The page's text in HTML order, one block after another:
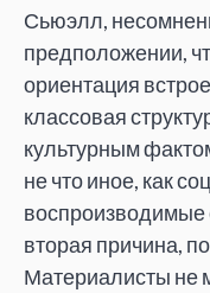
Сьюэлл,
предположении,
ориентация
классовая
культурным
не что иное, как
воспроизводимые
вторая причина,
Материалисты не